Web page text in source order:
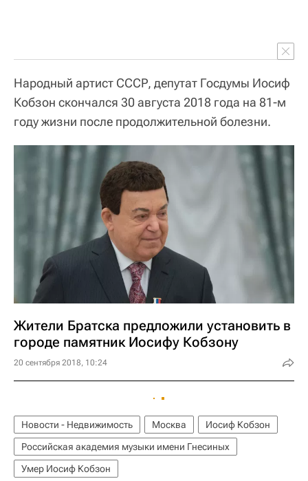
Народный артист СССР, депутат Госдумы Иосиф
Кобзон скончался 30 августа 2018 года на 81-м
году жизни после продолжительной болезни.
Жители Братска предложили установить в
городе памятник Иосифу Кобзону
20 сентября 2018, 10:24
Новости - Недвижимость Москва
Иосиф Кобзон
Российская академия музыки имени Гнесиных
Умер Иосиф Кобзон